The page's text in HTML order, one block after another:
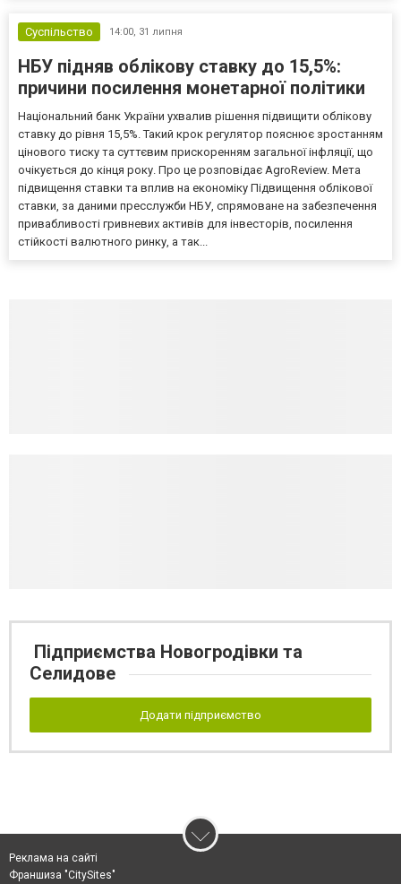
Суспільство 14:00, 31 липня
НБУ підняв облікову ставку до 15,5%:
причини посилення монетарної політики
Національний банк України ухвалив рішення підвищити облікову
ставку до рівня 15,5%. Такий крок регулятор пояснює зростанням
цінового тиску та суттєвим прискоренням загальної інфляції, що
очікується до кінця року. Про це розповідає AgroReview. Мета
підвищення ставки та вплив на економіку Підвищення облікової
ставки, за даними пресслужби НБУ, спрямоване на забезпечення
привабливості гривневих активів для інвесторів, посилення
стійкості валютного ринку, а так...
Підприємства Новогродівки та
Селидове
Додати підприємство
Реклама на сайті
Франшиза "CitySites"